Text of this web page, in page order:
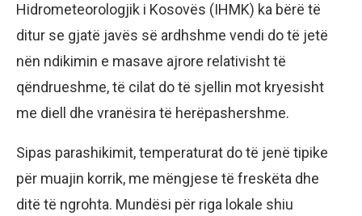
Hidrometeorologjik i Kosovës (IHMK) ka bërë të
ditur se gjatë javës së ardhshme vendi do të jetë
nën ndikimin e masave ajrore relativisht të
qëndrueshme, të cilat do të sjellin mot kryesisht
me diell dhe vranësira të herëpashershme.
Sipas parashikimit, temperaturat do të jenë tipike
për muajin korrik, me mëngjese të freskëta dhe
ditë të ngrohta. Mundësi për riga lokale shiu